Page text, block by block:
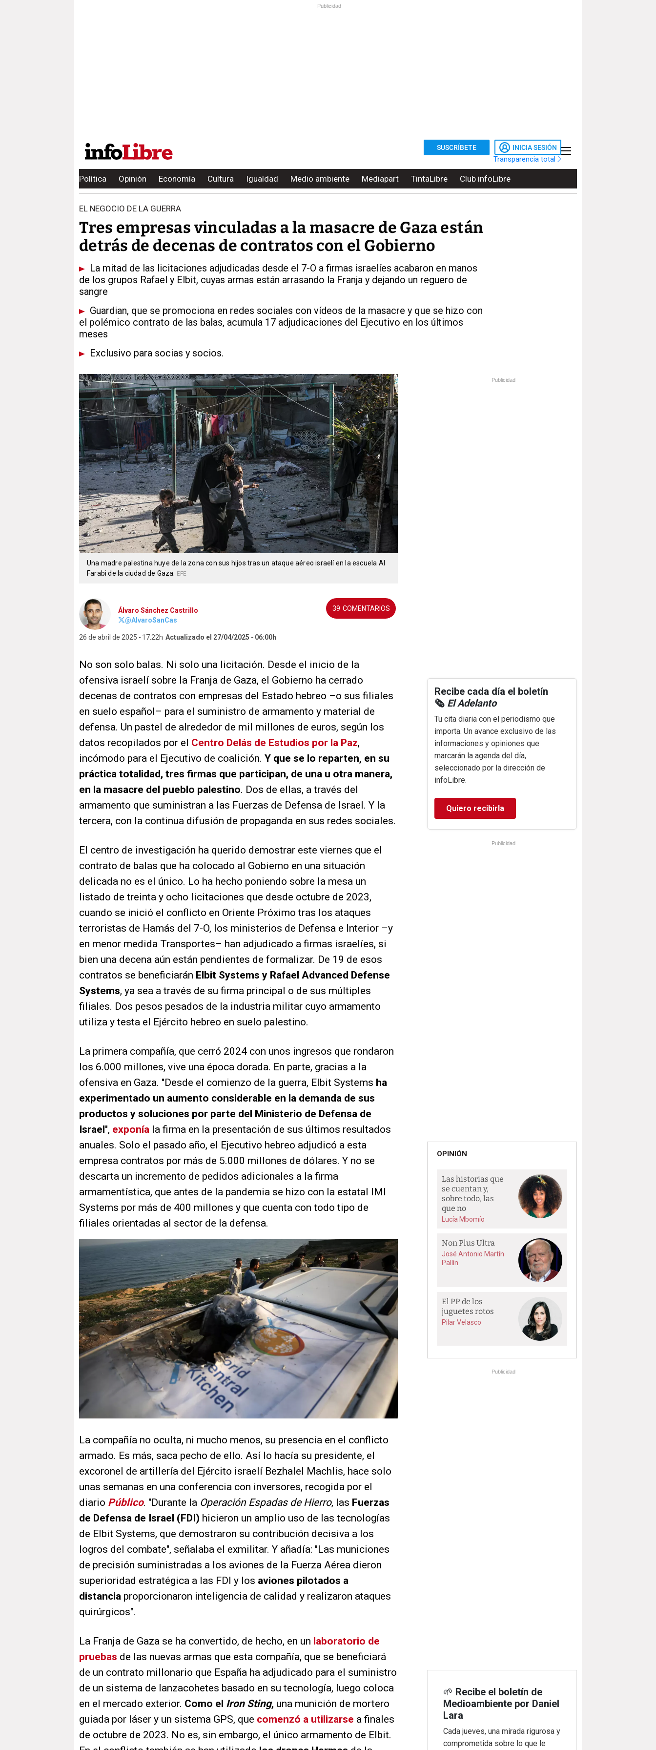
Publicidad
SUSCRÍBETE INICIA SESIÓN
Transparencia total
Política Opinión Economía Cultura Igualdad Medio ambiente Mediapart TintaLibre Club infoLibre
EL NEGOCIO DE LA GUERRA
Tres empresas vinculadas a la masacre de Gaza están
detrás de decenas de contratos con el Gobierno
La mitad de las licitaciones adjudicadas desde el 7-O a firmas israelíes acabaron en manos
de los grupos Rafael y Elbit, cuyas armas están arrasando la Franja y dejando un reguero de
sangre
Guardian, que se promociona en redes sociales con vídeos de la masacre y que se hizo con
el polémico contrato de las balas, acumula 17 adjudicaciones del Ejecutivo en los últimos
meses
Exclusivo para socias y socios.
Una madre palestina huye de la zona con sus hijos tras un ataque aéreo israelí en la escuela Al
Farabi de la ciudad de Gaza. EFE
Álvaro Sánchez Castrillo
@AlvaroSanCas
26 de abril de 2025 17:22h Actualizado el 27/04/2025 06:00h
39
No son solo balas. Ni solo una licitación. Desde el inicio de la
ofensiva israelí sobre la Franja de Gaza, el Gobierno ha cerrado
decenas de contratos con empresas del Estado hebreo –o sus filiales
en suelo español– para el suministro de armamento y material de
defensa. Un pastel de alrededor de mil millones de euros, según los
datos recopilados por el Centro Delás de Estudios por la Paz,
incómodo para el Ejecutivo de coalición. Y que se lo reparten, en su
práctica totalidad, tres firmas que participan, de una u otra manera,
en la masacre del pueblo palestino. Dos de ellas, a través del
armamento que suministran a las Fuerzas de Defensa de Israel. Y la
tercera, con la continua difusión de propaganda en sus redes sociales.
El centro de investigación ha querido demostrar este viernes que el
contrato de balas que ha colocado al Gobierno en una situación
delicada no es el único. Lo ha hecho poniendo sobre la mesa un
listado de treinta y ocho licitaciones que desde octubre de 2023,
cuando se inició el conflicto en Oriente Próximo tras los ataques
terroristas de Hamás del 7-O, los ministerios de Defensa e Interior –y
en menor medida Transportes– han adjudicado a firmas israelíes, si
bien una decena aún están pendientes de formalizar. De 19 de esos
contratos se beneficiarán Elbit Systems y Rafael Advanced Defense
Systems, ya sea a través de su firma principal o de sus múltiples
filiales. Dos pesos pesados de la industria militar cuyo armamento
utiliza y testa el Ejército hebreo en suelo palestino.
La primera compañía, que cerró 2024 con unos ingresos que rondaron
los 6.000 millones, vive una época dorada. En parte, gracias a la
ofensiva en Gaza. "Desde el comienzo de la guerra, Elbit Systems ha
experimentado un aumento considerable en la demanda de sus
productos y soluciones por parte del Ministerio de Defensa de
Israel ", exponía la firma en la presentación de sus últimos resultados
anuales. Solo el pasado año, el Ejecutivo hebreo adjudicó a esta
empresa contratos por más de 5.000 millones de dólares. Y no se
descarta un incremento de pedidos adicionales a la firma
armamentística, que antes de la pandemia se hizo con la estatal IMI
Systems por más de 400 millones y que cuenta con todo tipo de
filiales orientadas al sector de la defensa.
La compañía no oculta, ni mucho menos, su presencia en el conflicto
armado. Es más, saca pecho de ello. Así lo hacía su presidente, el
excoronel de artillería del Ejército israelí Bezhalel Machlis, hace solo
unas semanas en una conferencia con inversores, recogida por el
diario Público. "Durante la Operación Espadas de Hierro, las Fuerzas
de Defensa de Israel (FDI) hicieron un amplio uso de las tecnologías
de Elbit Systems, que demostraron su contribución decisiva a los
logros del combate", señalaba el exmilitar. Y añadía: "Las municiones
de precisión suministradas a los aviones de la Fuerza Aérea dieron
superioridad estratégica a las FDI y los aviones pilotados a
distancia proporcionaron inteligencia de calidad y realizaron ataques
quirúrgicos".
La Franja de Gaza se ha convertido, de hecho, en un laboratorio de
pruebas de las nuevas armas que esta compañía, que se beneficiará
de un contrato millonario que España ha adjudicado para el suministro
de un sistema de lanzacohetes basado en su tecnología, luego coloca
en el mercado exterior. Como el Iron Sting, una munición de mortero
guiada por láser y un sistema GPS, que comenzó a utilizarse a finales
de octubre de 2023. No es, sin embargo, el único armamento de Elbit.
Publicidad
Recibe cada día el boletín
🗞️ El Adelanto
Tu cita diaria con el periodismo que
importa. Un avance exclusivo de las
informaciones y opiniones que
marcarán la agenda del día,
seleccionado por la dirección de
infoLibre.
Quiero recibirla
Publicidad
OPINIÓN
Las historias que
se cuentan y,
sobre todo, las
que no
Lucía Mbomío
Non Plus Ultra
José Antonio Martín
Pallín
El PP de los
juguetes rotos
Pilar Velasco
Publicidad
🌱 Recibe el boletín de
Medioambiente por Daniel
Lara
Cada jueves, una mirada rigurosa y
comprometida sobre lo que le